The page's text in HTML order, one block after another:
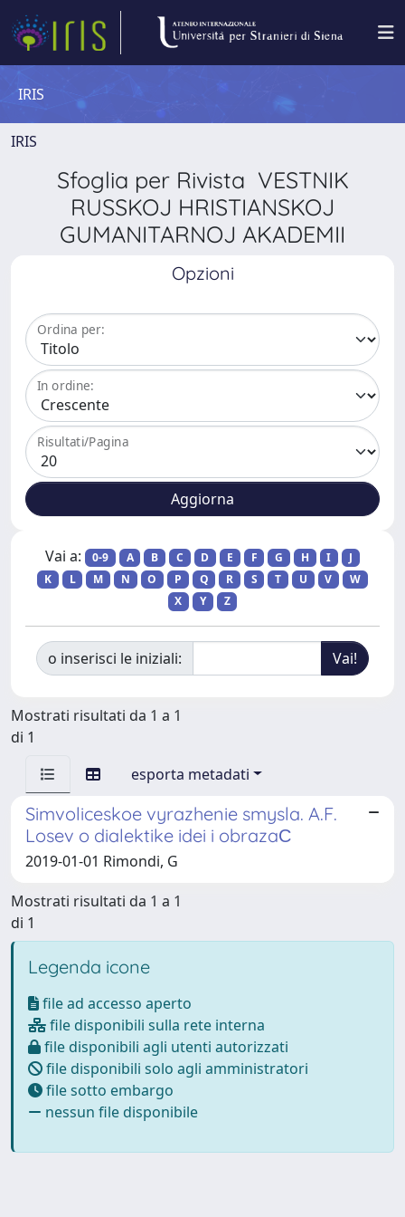
IRIS
IRIS
Sfoglia per Rivista VESTNIK
RUSSKOJ HRISTIANSKOJ
GUMANITARNOJ AKADEMII
Opzioni
Ordina per:
In ordine:
Risultati/Pagina
Vai a: 0-9 A B C D E F G H I
J
K
L M N O P Q R S T U V
W
X
Y Z
o inserisci le iniziali:
Mostrati risultati da 1 a 1
di 1
esporta metadati
Simvoliceskoe vyrazhenie smysla. A.F.
Losev o dialektike idei i obrazaС
2019-01-01 Rimondi, G
Mostrati risultati da 1 a 1
di 1
Legenda icone
file ad accesso aperto
file disponibili sulla rete interna
file disponibili agli utenti autorizzati
file disponibili solo agli amministratori
file sotto embargo
nessun file disponibile